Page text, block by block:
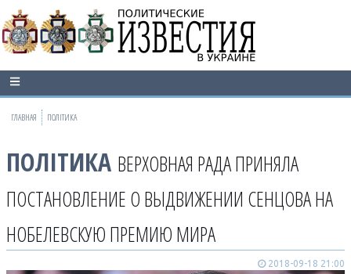
ГЛАВНАЯ ПОЛІТИКА
ПОЛІТИКА ВЕРХОВНАЯ РАДА ПРИНЯЛА
ПОСТАНОВЛЕНИЕ О ВЫДВИЖЕНИИ СЕНЦОВА НА
НОБЕЛЕВСКУЮ ПРЕМИЮ МИРА
2018-09-18 21:00